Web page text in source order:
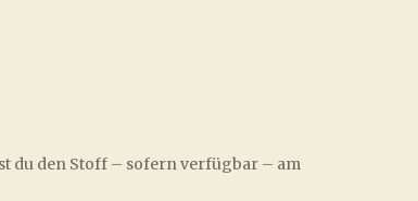
du den Stoff – sofern verfügbar – am